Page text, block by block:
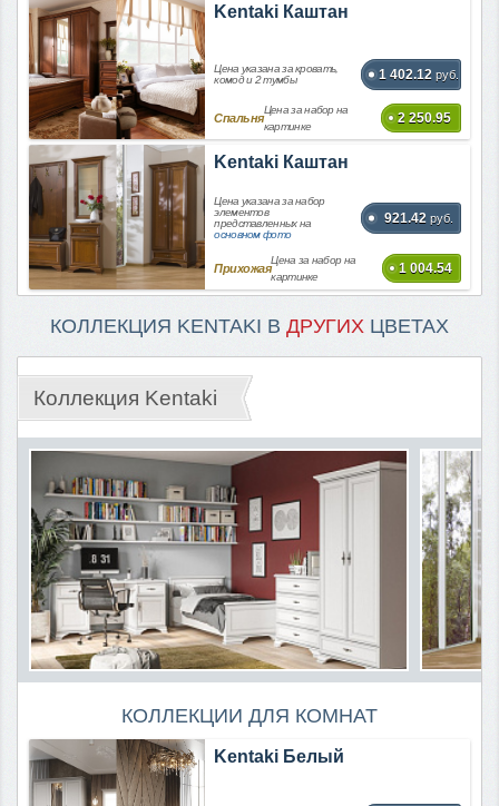
Kentaki Каштан
Цена указана за кровать,
комод и 2 тумбы
1 402.12 руб.
Спальня
Цена за набор на
картинке
2 250.95
Kentaki Каштан
Цена указана за набор
элементов
представленных на
основном фото
921.42 руб.
Прихожая
Цена за набор на
картинке
1 004.54
КОЛЛЕКЦИЯ KENTAKI В ДРУГИХ ЦВЕТАХ
Коллекция Kentaki
КОЛЛЕКЦИИ ДЛЯ КОМНАТ
Kentaki Белый